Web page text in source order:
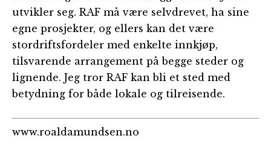
utvikler seg. RAF må være selvdrevet, ha sine
egne prosjekter, og ellers kan det være
stordriftsfordeler med enkelte innkjøp,
tilsvarende arrangement på begge steder og
lignende. Jeg tror RAF kan bli et sted med
betydning for både lokale og tilreisende.
www.roaldamundsen.no